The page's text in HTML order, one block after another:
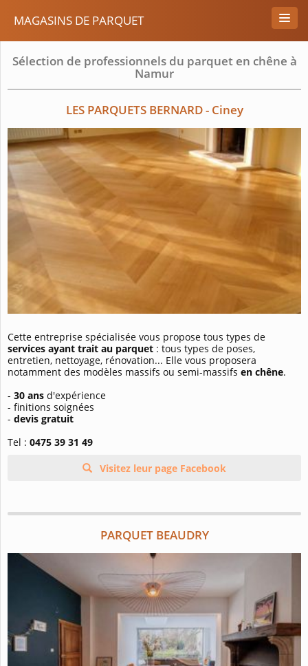
MAGASINS DE PARQUET
Sélection de professionnels du parquet en chêne à
Namur
LES PARQUETS BERNARD - Ciney
Cette entreprise spécialisée vous propose tous types de
services ayant trait au parquet : tous types de poses,
entretien, nettoyage, rénovation... Elle vous proposera
notamment des modèles massifs ou semi-massifs en chêne.
- 30 ans d'expérience
- finitions soignées
- devis gratuit
Tel : 0475 39 31 49
Visitez leur page Facebook
PARQUET BEAUDRY